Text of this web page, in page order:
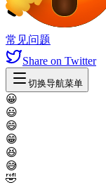
常见问题
Share on Twitter
切换导航菜单
😀
😃
😄
😁
😆
😅
🤣